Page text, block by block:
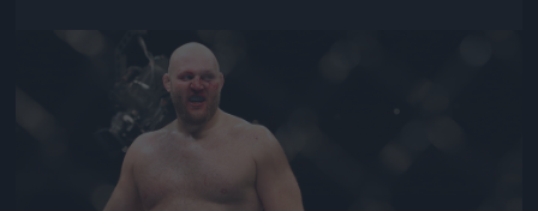
Jön még kép!